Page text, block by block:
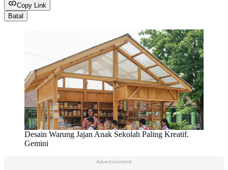
Copy Link
Batal
Desain Warung Jajan Anak Sekolah Paling Kreatif.
Gemini